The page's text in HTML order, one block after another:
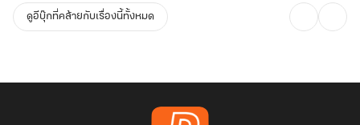
ดูอีบุ๊กที่คล้ายกับเรื่องนี้ทั้งหมด